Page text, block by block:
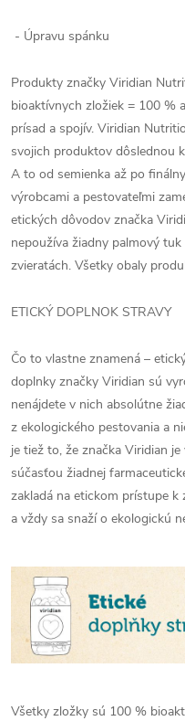
- Úpravu spánku
Produkty značky Viridian
bioaktívnych zložiek = 100 %
prísad a spojív. Viridian
svojich produktov dôslednou
A to od semienka až po
výrobcami a pestovateľmi
etických dôvodov značka
nepoužíva žiadny palmový
zvieratách. Všetky obaly
ETICKÝ DOPLNOK STRAVY
Čo to vlastne znamená –
doplnky značky Viridian sú
nenájdete v nich absolútne
z ekologického pestovania a
je tiež to, že značka Viridian
súčasťou žiadnej
zakladá na etickom prístupe
a vždy sa snaží o ekologickú
Všetky zložky sú 100 %